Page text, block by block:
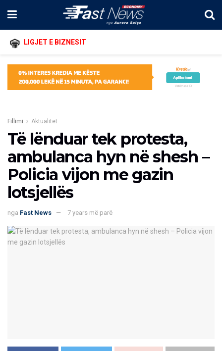
LIGJET E BIZNESIT
Fillimi Aktualitet
Të lënduar tek protesta,
ambulanca hyn në shesh –
Policia vijon me gazin
lotsjellës
nga Fast News 7 years më parë